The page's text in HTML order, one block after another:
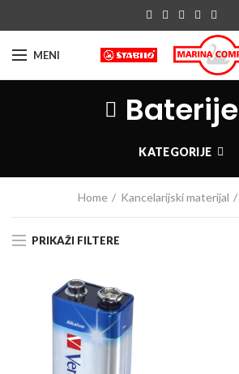
MENI
Baterije
KATEGORIJE
Home Kancelarijski materijal
PRIKAŽI FILTERE